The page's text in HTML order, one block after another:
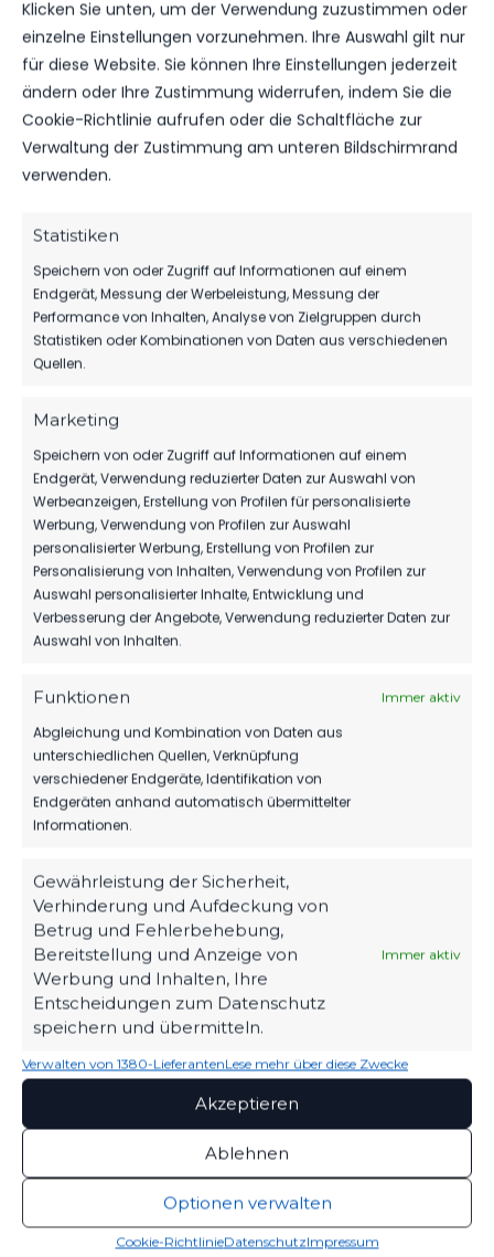
Klicken Sie unten, um der Verwendung zuzustimmen oder
einzelne Einstellungen vorzunehmen. Ihre Auswahl gilt nur
für diese Website. Sie können Ihre Einstellungen jederzeit
ändern oder Ihre Zustimmung widerrufen, indem Sie die
Cookie-Richtlinie aufrufen oder die Schaltfläche zur
Verwaltung der Zustimmung am unteren Bildschirmrand
verwenden.
Statistiken
Speichern von oder Zugriff auf Informationen auf einem
Endgerät, Messung der Werbeleistung, Messung der
Performance von Inhalten, Analyse von Zielgruppen durch
Statistiken oder Kombinationen von Daten aus verschiedenen
Quellen.
Marketing
Speichern von oder Zugriff auf Informationen auf einem
Endgerät, Verwendung reduzierter Daten zur Auswahl von
Werbeanzeigen, Erstellung von Profilen für personalisierte
Werbung, Verwendung von Profilen zur Auswahl
personalisierter Werbung, Erstellung von Profilen zur
Personalisierung von Inhalten, Verwendung von Profilen zur
Auswahl personalisierter Inhalte, Entwicklung und
Verbesserung der Angebote, Verwendung reduzierter Daten zur
Auswahl von Inhalten.
Funktionen Immer aktiv
Abgleichung und Kombination von Daten aus
unterschiedlichen Quellen, Verknüpfung
verschiedener Endgeräte, Identifikation von
Endgeräten anhand automatisch übermittelter
Informationen.
Gewährleistung der Sicherheit,
Verhinderung und Aufdeckung von
Betrug und Fehlerbehebung,
Bereitstellung und Anzeige von
Werbung und Inhalten, Ihre
Entscheidungen zum Datenschutz
speichern und übermitteln.
Immer aktiv
Verwalten von 1380-LieferantenLese mehr über diese Zwecke
Akzeptieren
Ablehnen
Optionen verwalten
Cookie-RichtlinieDatenschutzImpressum
ERGEBNISSE VOM WOCHENENDE
15. Dez. 2025 247
VEREINSSPIELPLAN
12. Dez. 2025
OFFIZIELLE VEREINSSEITE
DEIN HEIMSPIEL. DEIN FSV.
Tickets, Spielplan, News und Vereinsinfos – alles
TICKETS
Eintrittspreise & Spieltag
SPIELPLAN
Nächste Partien ansehen
PARTNER WERDEN
Sponsoring & Netzwerk
NEUESTE NACHRICHTEN
TIM MEYER WECHSELT
ZU GERMANIA
HALBERSTADT